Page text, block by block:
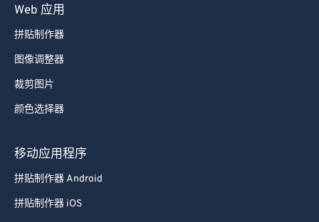
Web 应用
拼贴制作器
图像调整器
裁剪图片
颜色选择器
移动应用程序
拼贴制作器 Android
拼贴制作器 iOS